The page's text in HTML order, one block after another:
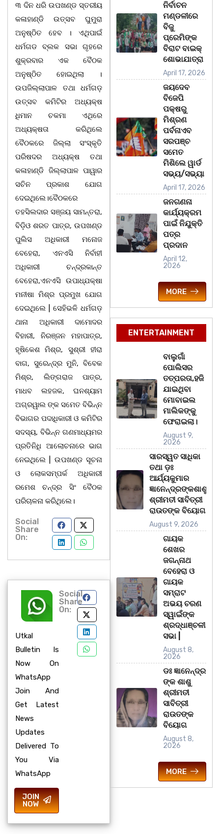
୩ ଦିନ ଧରି ଉପଖଣ୍ଡ ସ୍ତରୀୟ
କଳାହାଣ୍ଡି ଉତ୍ସବ ଘୁମୁରା
ଅନୁଷ୍ଠିତ ହେବ । ଏଥିପାଇଁ
ଧର୍ମଗଡ ବ୍ଲକ ସଭା ଗୃହରେ
ଶୁକ୍ରବାର ଏକ ବୈଠକ
ଅନୁଷ୍ଠିତ ହୋଇଥିଲା ।
ଉପଜିଲ୍ଲାପାଳ ତଥା ଧର୍ମଗଡ଼
ଉତ୍ସବ କମିଟିର ଅଧ୍ୟକ୍ଷ
ଧିମାନ ଚକମା ଏଥିରେ
ଅଧ୍ୟକ୍ଷତା କରିଥିଲେ
ବୈଠକରେ ଜିଲ୍ଲା ସଂସ୍କୃତି
ପରିଷଦର ଅଧ୍ୟକ୍ଷ ତଥା
କଳାହାଣ୍ଡି ଜିଲ୍ଲାପାଳ ପାୱାର
ସଚିନ ପ୍ରକାଶ ଯୋଗ
ଦେଇଥିଲେ।ବୈଠକରେ
ତହସିଲଦାର ସଞ୍ଜୟ ସାମନ୍ତରା,
ବିଡ଼ିଓ ଶରତ ପାତ୍ର, ଉପଖଣ୍ଡ
ପୁଲିସ ଅଧିକାରୀ ମନୋଜ
ବେହେରା, ଏନଏସି ନିର୍ବାହୀ
ଅଧିକାରୀ ଚନ୍ଦ୍ରକାନ୍ତ
ବେହେରା,ଏନଏସି ଉପାଧ୍ଯକ୍ଷା
ମନୀଷା ମିଶ୍ର ପ୍ରମୁଖ ଯୋଗ
ଦେଇଥିଲେ | ସେହିଭଳି ଧର୍ମଗଡ଼
ଥାନା ଅଧିକାରୀ ଦାମୋଦର
ବିହାରୀ, ନିରଞ୍ଜନ ମହାପାତ୍ର,
ହୃଷିକେଶ ମିଶ୍ର, ସୁଶ୍ରୀ ହୀରା
ବାଗ, ସୁରେନ୍ଦ୍ର ମୁନି, ବିବେକ
ମିଶ୍ର, ଲିଙ୍ଗରାଜ ପାତ୍ର,
ମାଧବ ଲହଜକ, ଘନଶ୍ୟାମ
ଅଗ୍ରୱାଲ ଙ୍କ ସମେତ ବିଭିନ୍ନ
ବିଭାଗର ପଦାଧିକାରୀ ଓ କମିଟିର
ସଦସ୍ୟ, ବିଭିନ୍ନ ଗଣମାଧ୍ୟମର
ପ୍ରତିନିଧି ଆଲୋଚନାରେ ଭାଗ
ନେଇଥିଲେ | ଉପଖଣ୍ଡ ସୂଚନା
ଓ ଲୋକସମ୍ପର୍କ ଅଧିକାରୀ
ରମେଶ ଚନ୍ଦ୍ର ସିଂ ବୈଠକ
ପରିଚାଳନା କରିଥିଲେ।
Social
Share
On:
Utkal
Bulletin Is
Now On
WhatsApp
Join And
Get Latest
News
Updates
Delivered To
You Via
WhatsApp
JOIN
NOW
Social
Share
On:
ନିର୍ବାଚନ
ମଣ୍ଡଳୀରେ
ବିଜୁ
ପ୍ରେମିଙ୍କ
ବିରାଟ ବାଇକ୍
ଶୋଭାଯାତ୍ରା
April 17, 2026
ଜୟଦେବ
ବିଜେପି
ପକ୍ଷରୁ
ମିଶ୍ରଣ
ପର୍ବନାଏବ
ସରପଞ୍ଚ
ସମେତ
ମିଶିଲେ ୱାର୍ଡ
ସଭ୍ୟ/ସଭ୍ୟା
April 17, 2026
ଜନଗଣନା
କାର୍ଯ୍ୟକ୍ରମ
ପାଇଁ ନିଯୁକ୍ତି
ପତ୍ର
ପ୍ରଦାନ
April 12,
2026
MORE
ENTERTAINMENT
ବାଲୁଗାଁ
ପୋଲିସର
ତତ୍‌ପରତା,ହଜି
ଯାଇଥିବା
ମୋବାଇଲ
ମାଲିକଙ୍କୁ
ଫେରାଇଲା।
August 9,
2026
ସାରସ୍ୱତ ସାଧିକା
ତଥା ଡ଼ଃ
ଆର୍ଯ୍ୟକୁମାର
ଜ୍ଞାନେନ୍ଦ୍ରଙ୍କଶାଶୁ
ଶ୍ରୀମତୀ ସାବିତ୍ରୀ
ରାଉତଙ୍କ ବିୟୋଗ
August 9, 2026
ଗାୟକ
ଶେଖର
ଜଗନ୍ନାଥ
ବେହେରା ଓ
ଗାୟକ
ସମ୍ରାଟ
ଅଭୟ ଚରଣ
ସ୍ୱାଇଁଙ୍କ
ଶ୍ରଦ୍ଧାଞ୍ଚଳୀ
ସଭା |
August 8,
2026
ଡଃ ଜ୍ଞାନେନ୍ଦ୍ର
ଙ୍କ ଶାଶୁ
ଶ୍ରୀମତୀ
ସାବିତ୍ରୀ
ରାଉତଙ୍କ
ବିୟୋଗ
August 8,
2026
MORE